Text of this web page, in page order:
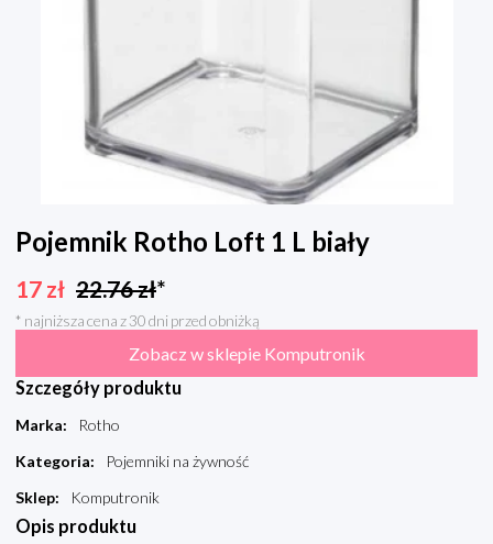
Pojemnik Rotho Loft 1 L biały
17 zł 22.76zł*
* najniższa cena z 30 dni przed obniżką
Zobacz w sklepie Komputronik
Szczegóły produktu
Marka:
Rotho
Kategoria:
Pojemniki na żywność
Sklep: Komputronik
Opis produktu